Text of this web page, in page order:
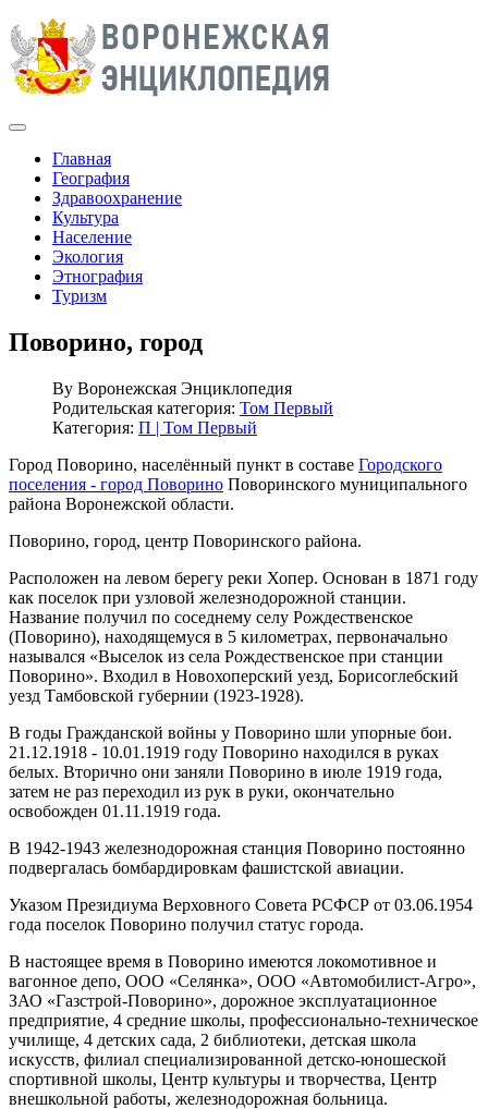
Главная
География
Здравоохранение
Культура
Население
Экология
Этнография
Туризм
Поворино, город
By Воронежская Энциклопедия
Родительская категория: Том Первый
Категория: П | Том Первый
Город Поворино, населённый пункт в составе Городского
поселения - город Поворино Поворинского муниципального
района Воронежской области.
Поворино, город, центр Поворинского района.
Расположен на левом берегу реки Хопер. Основан в 1871 году
как поселок при узловой железнодорожной станции.
Название получил по соседнему селу Рождественское
(Поворино), находящемуся в 5 километрах, первоначально
назывался «Выселок из села Рождественское при станции
Поворино». Входил в Новохоперский уезд, Борисоглебский
уезд Тамбовской губернии (1923-1928).
В годы Гражданской войны у Поворино шли упорные бои.
21.12.1918 - 10.01.1919 году Поворино находился в руках
белых. Вторично они заняли Поворино в июле 1919 года,
затем не раз переходил из рук в руки, окончательно
освобожден 01.11.1919 года.
В 1942-1943 железнодорожная станция Поворино постоянно
подвергалась бомбардировкам фашистской авиации.
Указом Президиума Верховного Совета РСФСР от 03.06.1954
года поселок Поворино получил статус города.
В настоящее время в Поворино имеются локомотивное и
вагонное депо, ООО «Селянка», ООО «Автомобилист-Агро»,
ЗАО «Газстрой-Поворино», дорожное эксплуатационное
предприятие, 4 средние школы, профессионально-техническое
училище, 4 детских сада, 2 библиотеки, детская школа
искусств, филиал специализированной детско-юношеской
спортивной школы, Центр культуры и творчества, Центр
внешкольной работы, железнодорожная больница.